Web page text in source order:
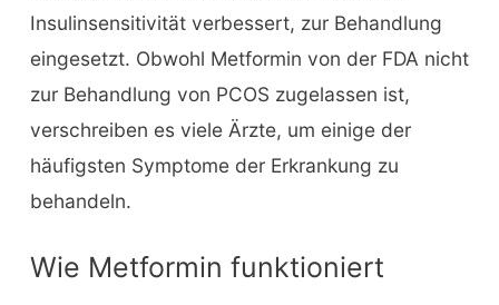
Insulinsensitivität verbessert, zur Behandlung
eingesetzt. Obwohl Metformin von der FDA nicht
zur Behandlung von PCOS zugelassen ist,
verschreiben es viele Ärzte, um einige der
häufigsten Symptome der Erkrankung zu
behandeln.
Wie Metformin funktioniert